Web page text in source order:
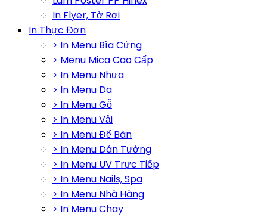
In Flyer, Tờ Rơi
In Thực Đơn
> In Menu Bìa Cứng
> Menu Mica Cao Cấp
> In Menu Nhựa
> In Menu Da
> In Menu Gỗ
> In Menu Vải
> In Menu Để Bàn
> In Menu Dán Tường
> In Menu UV Trực Tiếp
> In Menu Nails, Spa
> In Menu Nhà Hàng
> In Menu Chay